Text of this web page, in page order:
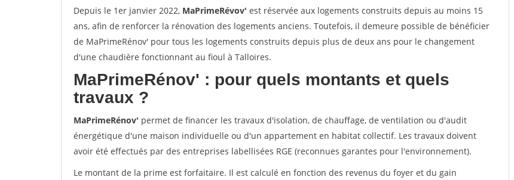
Depuis le 1er janvier 2022, MaPrimeRévov' est réservée aux logements construits depuis au moins 15
ans, afin de renforcer la rénovation des logements anciens. Toutefois, il demeure possible de bénéficier
de MaPrimeRénov' pour tous les logements construits depuis plus de deux ans pour le changement
d'une chaudière fonctionnant au fioul à Talloires.
MaPrimeRénov' : pour quels montants et quels
travaux ?
MaPrimeRénov' permet de financer les travaux d'isolation, de chauffage, de ventilation ou d'audit
énergétique d'une maison individuelle ou d'un appartement en habitat collectif. Les travaux doivent
avoir été effectués par des entreprises labellisées RGE (reconnues garantes pour l'environnement).
Le montant de la prime est forfaitaire. Il est calculé en fonction des revenus du foyer et du gain